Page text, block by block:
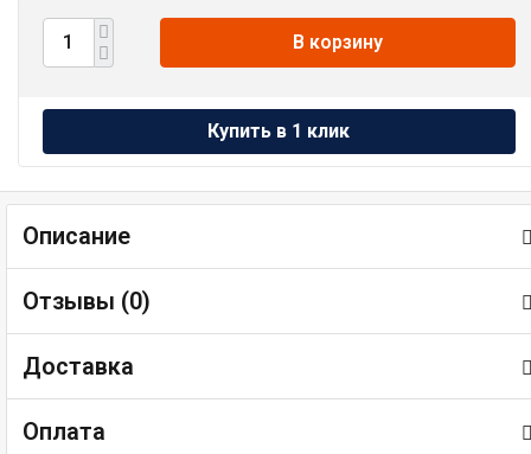
В корзину
Описание
Отзывы (0)
Доставка
Оплата